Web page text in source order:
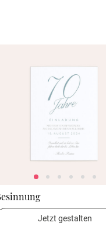
Jetzt gestalten